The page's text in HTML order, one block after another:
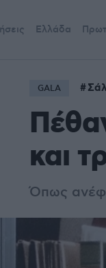
Ελλάδα
GALA
και
Όπως